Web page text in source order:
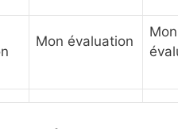
Mon évaluation
Mon